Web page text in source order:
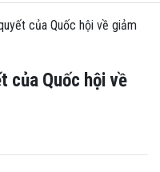
của Quốc hội về giảm
của Quốc hội về